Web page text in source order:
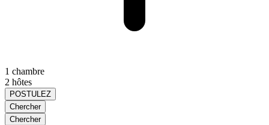
1 chambre
2 hôtes
POSTULEZ
Chercher
Chercher